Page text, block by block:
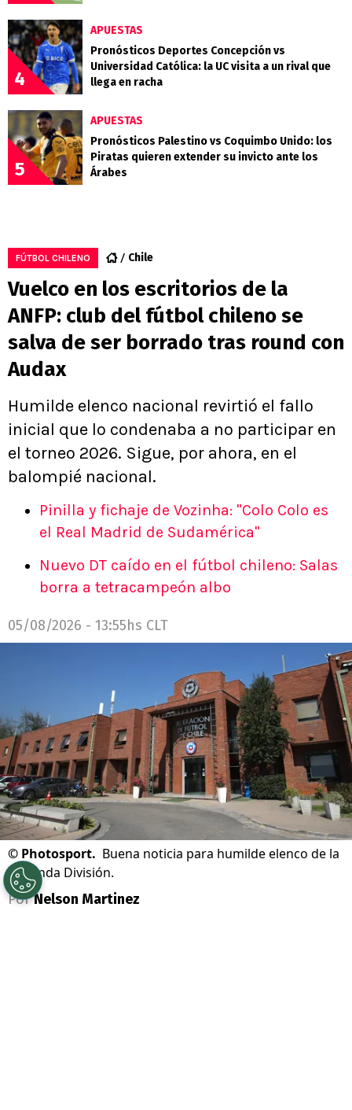
4
APUESTAS
Pronósticos Deportes Concepción vs
Universidad Católica: la UC visita a un rival que
llega en racha
5
APUESTAS
Pronósticos Palestino vs Coquimbo Unido: los
Piratas quieren extender su invicto ante los
Árabes
FÚTBOL CHILENO Chile
Vuelco en los escritorios de la
ANFP: club del fútbol chileno se
salva de ser borrado tras round con
Audax
Humilde elenco nacional revirtió el fallo
inicial que lo condenaba a no participar en
el torneo 2026. Sigue, por ahora, en el
balompié nacional.
Pinilla y fichaje de Vozinha: "Colo Colo es
el Real Madrid de Sudamérica"
Nuevo DT caído en el fútbol chileno: Salas
borra a tetracampeón albo
05/08/2026 - 13:55hs CLT
© Photosport. Buena noticia para humilde elenco de la
Segunda División.
Por Nelson Martinez